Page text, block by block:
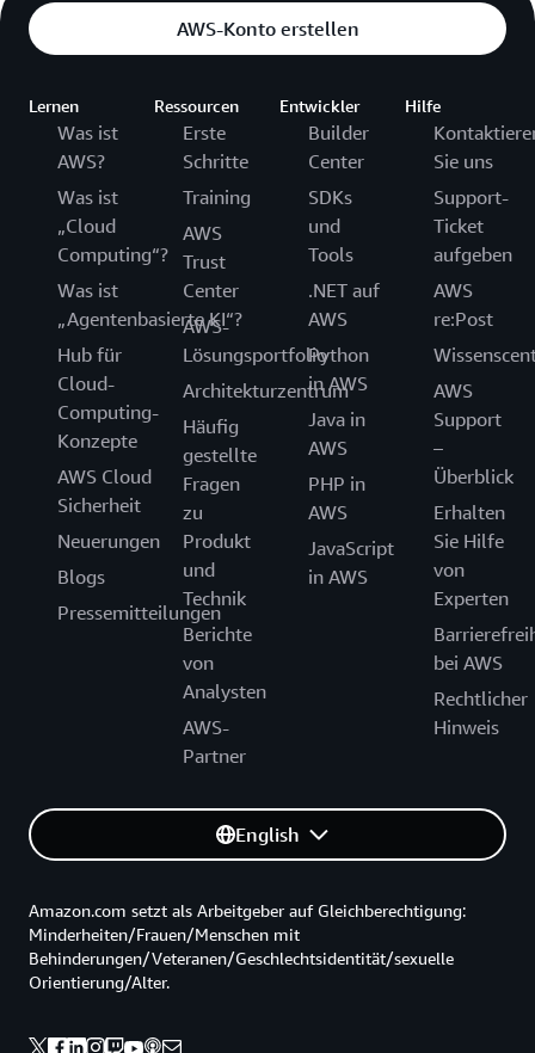
AWS-Konto erstellen
Lernen
Was ist
AWS?
Was ist
„Cloud
Computing“?
Was ist
„Agentenbasierte KI“?
Hub für
Cloud-
Computing-
Konzepte
AWS Cloud
Sicherheit
Neuerungen
Blogs
Pressemitteilungen
Ressourcen
Erste
Schritte
Training
AWS
Trust
Center
AWS-
Lösungsportfolio
Architekturzentrum
Häufig
gestellte
Fragen
zu
Produkt
und
Technik
Berichte
von
Analysten
AWS-
Partner
Entwickler
Builder
Center
SDKs
und
Tools
.NET auf
AWS
Python
in AWS
Java in
AWS
PHP in
AWS
JavaScript
in AWS
Hilfe
Sie uns
Support-
Ticket
aufgeben
AWS
re:Post
AWS
Support
–
Überblick
Erhalten
Sie Hilfe
von
Experten
bei AWS
Rechtlicher
Hinweis
English
Amazon.com setzt als Arbeitgeber auf Gleichberechtigung:
Minderheiten/Frauen/Menschen mit
Behinderungen/Veteranen/Geschlechtsidentität/sexuelle
Orientierung/Alter.